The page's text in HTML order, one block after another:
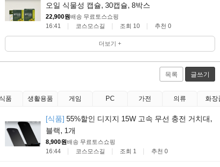
오일 식물성 캡슐, 30캡슐, 8박스
22,900원배송 무료토스쇼핑
16:41
코스모스길 조회 10 추천 0
더보기 +
목록 글쓰기
품 생활용품 게임 PC 가전 의류 화장
[식품] 55%할인 디지지 15W 고속 무선 충전 거치대,
블랙, 1개
8,900원배송 무료토스쇼핑
16:44
코스모스길 조회 1 추천 0